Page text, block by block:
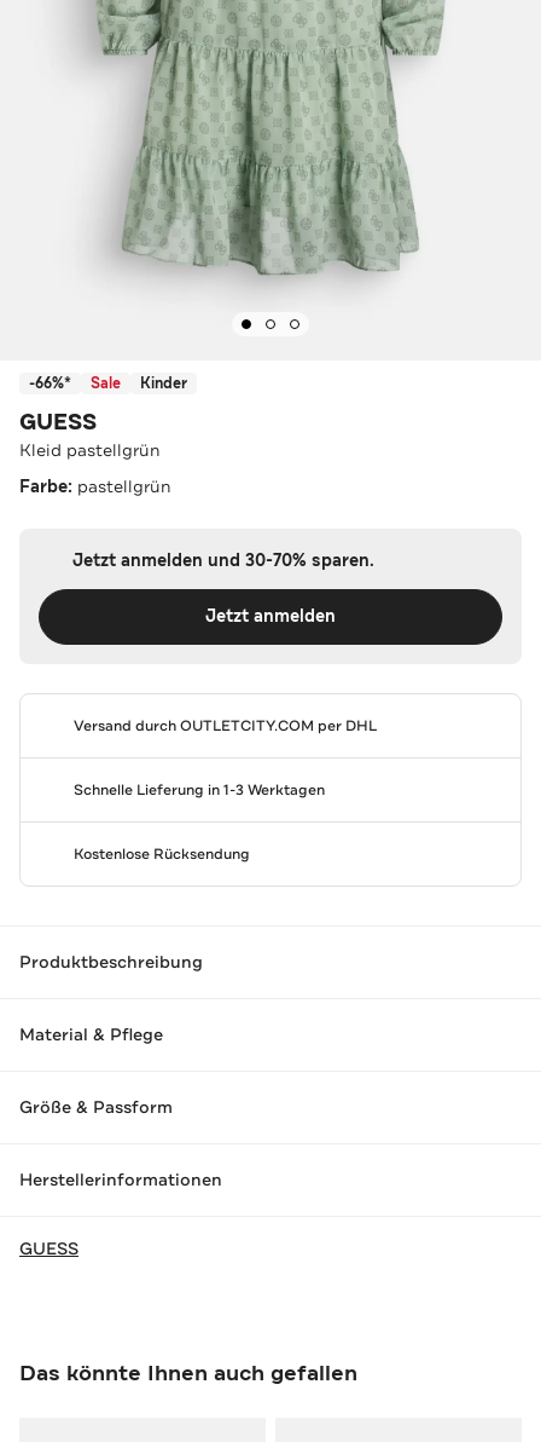
-66%* Sale Kinder
GUESS
Kleid pastellgrün
Farbe: pastellgrün
Jetzt anmelden und 30-70% sparen.
Jetzt anmelden
Versand durchOUTLETCITY.COM per DHL
Schnelle Lieferung in 1-3 Werktagen
Kostenlose Rücksendung
Produktbeschreibung
Material & Pflege
Größe & Passform
Herstellerinformationen
GUESS
Das könnte Ihnen auch gefallen